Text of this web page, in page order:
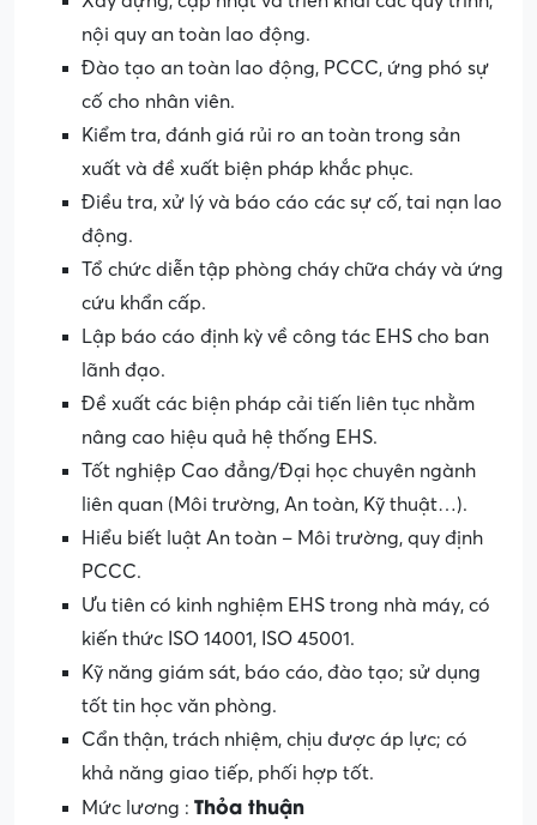
nội quy an toàn lao động.
Đào tạo an toàn lao động, PCCC, ứng phó sự
cố cho nhân viên.
Kiểm tra, đánh giá rủi ro an toàn trong sản
xuất và đề xuất biện pháp khắc phục.
Điều tra, xử lý và báo cáo các sự cố, tai nạn lao
động.
Tổ chức diễn tập phòng cháy chữa cháy và ứng
cứu khẩn cấp.
Lập báo cáo định kỳ về công tác EHS cho ban
lãnh đạo.
Đề xuất các biện pháp cải tiến liên tục nhằm
nâng cao hiệu quả hệ thống EHS.
Tốt nghiệp Cao đẳng/Đại học chuyên ngành
liên quan (Môi trường, An toàn, Kỹ thuật…).
Hiểu biết luật An toàn – Môi trường, quy định
PCCC.
Ưu tiên có kinh nghiệm EHS trong nhà máy, có
kiến thức ISO 14001, ISO 45001.
Kỹ năng giám sát, báo cáo, đào tạo; sử dụng
tốt tin học văn phòng.
Cẩn thận, trách nhiệm, chịu được áp lực; có
khả năng giao tiếp, phối hợp tốt.
Mức lương : Thỏa thuận